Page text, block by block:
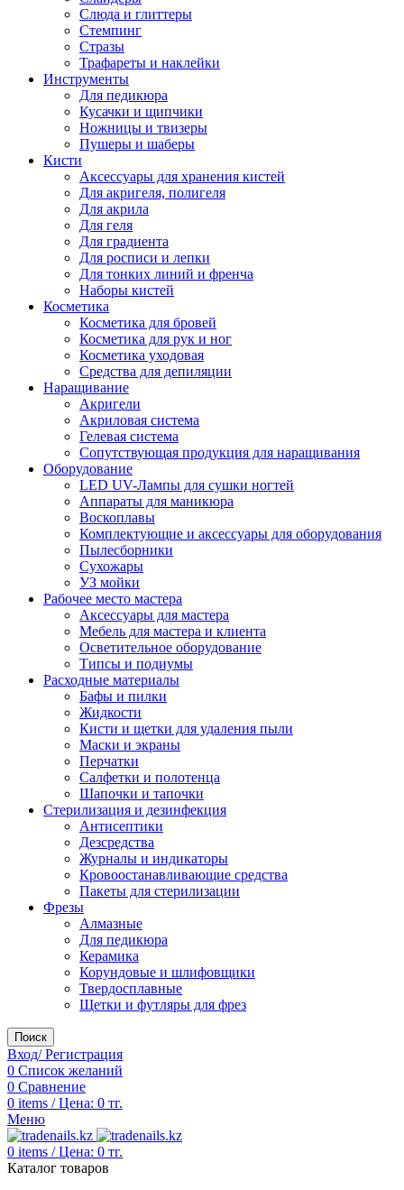
Слюда и глиттеры
Стемпинг
Стразы
Трафареты и наклейки
Инструменты
Для педикюра
Кусачки и щипчики
Ножницы и твизеры
Пушеры и шаберы
Кисти
Аксессуары для хранения кистей
Для акригеля, полигеля
Для акрила
Для геля
Для градиента
Для росписи и лепки
Для тонких линий и френча
Наборы кистей
Косметика
Косметика для бровей
Косметика для рук и ног
Косметика уходовая
Средства для депиляции
Наращивание
Акригели
Акриловая система
Гелевая система
Сопутствующая продукция для наращивания
Оборудование
LED UV-Лампы для сушки ногтей
Аппараты для маникюра
Воскоплавы
Комплектующие и аксессуары для оборудования
Пылесборники
Сухожары
УЗ мойки
Рабочее место мастера
Аксессуары для мастера
Мебель для мастера и клиента
Осветительное оборудование
Типсы и подиумы
Расходные материалы
Бафы и пилки
Жидкости
Кисти и щетки для удаления пыли
Маски и экраны
Перчатки
Салфетки и полотенца
Шапочки и тапочки
Стерилизация и дезинфекция
Антисептики
Дезсредства
Журналы и индикаторы
Кровоостанавливающие средства
Пакеты для стерилизации
Фрезы
Алмазные
Для педикюра
Керамика
Корундовые и шлифовщики
Твердосплавные
Щетки и футляры для фрез
Поиск
Вход/ Регистрация
0 Список желаний
0 Сравнение
0 items / Цена: 0 тг.
Меню
0 items / Цена: 0 тг.
Каталог товаров